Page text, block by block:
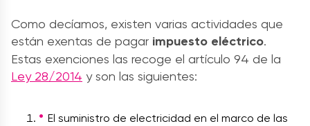
Como decíamos, existen varias actividades que
están exentas de pagar impuesto eléctrico.
Estas exenciones las recoge el artículo 94 de la
Ley 28/2014 y son las siguientes:
El suministro de electricidad en el marco de las